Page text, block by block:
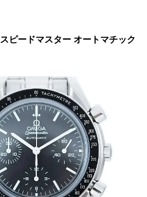
スピードマスター オートマチック